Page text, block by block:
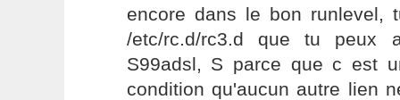
encore dans le bon runlevel,
/etc/rc.d/rc3.d que tu peux
S99adsl, S parce que c est
condition qu'aucun autre lien